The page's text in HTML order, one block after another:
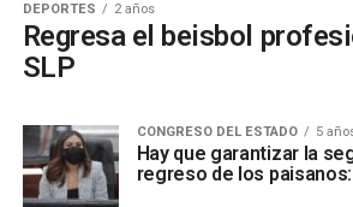
DEPORTES 2 años
Regresa el beisbol
SLP
CONGRESO DEL ESTADO 5
Hay que garantizar la
regreso de los